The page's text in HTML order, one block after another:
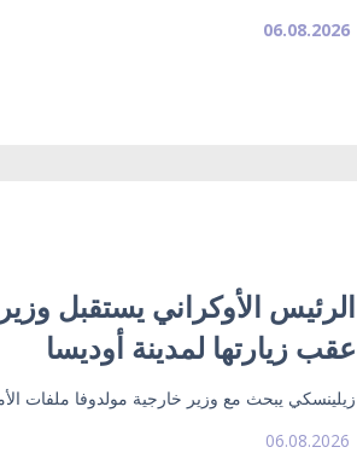
06.08.2026
الرئيس الأوكراني يستقبل
عقب زيارتها لمدينة أوديسا
زيلينسكي يبحث مع وزير خارجية مولدوفا ملفات
06.08.2026